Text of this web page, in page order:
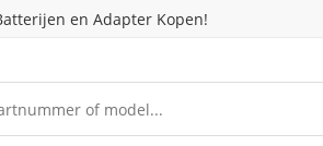
en Adapter Kopen!